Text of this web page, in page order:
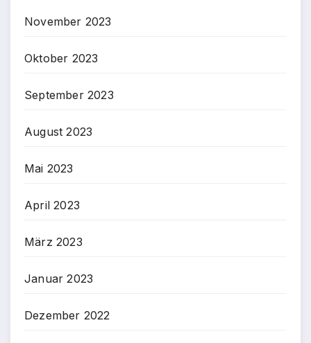
November 2023
Oktober 2023
September 2023
August 2023
Mai 2023
April 2023
März 2023
Januar 2023
Dezember 2022